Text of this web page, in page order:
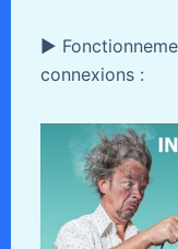
►
connexions :